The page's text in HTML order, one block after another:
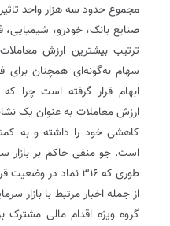
مجموع حدود سه هزار واحد
صنایع بانک، خودرو،
ترتیب بیشترین ارزش معاملات
سهام به‌گونه‌ای همچنان برای
ابهام قرار گرفته است چرا
ارزش معاملات به عنوان یک
است. جو منفی حاکم بر بازار
طوری که ۳۱۶ نماد در وضعیت قرمز و منفی به سر می‌بردند.
از جمله اخبار مرتبط با بازار
گروه ویژه اقدام مالی مشترک